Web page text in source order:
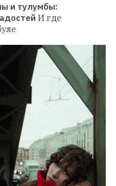
и тулумбы:
И где